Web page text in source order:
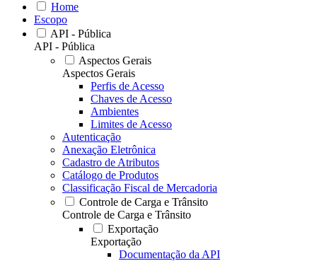
Home
Escopo
API - Pública
API - Pública
Aspectos Gerais
Aspectos Gerais
Perfis de Acesso
Chaves de Acesso
Ambientes
Limites de Acesso
Autenticação
Anexação Eletrônica
Cadastro de Atributos
Catálogo de Produtos
Classificação Fiscal de Mercadoria
Controle de Carga e Trânsito
Controle de Carga e Trânsito
Exportação
Exportação
Documentação da API